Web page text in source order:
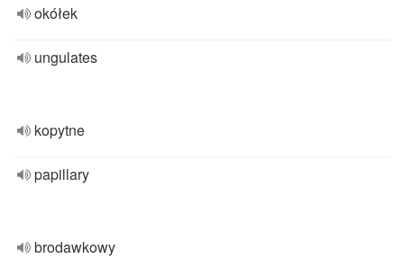
okółek
ungulates
kopytne
papillary
brodawkowy